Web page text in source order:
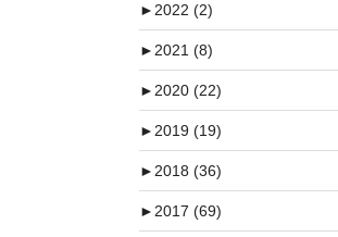
►2022 (2)
►2021 (8)
►2020 (22)
►2019 (19)
►2018 (36)
►2017 (69)